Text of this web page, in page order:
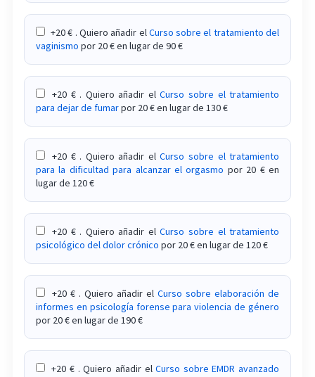
+20 € . Quiero añadir elCurso sobre el tratamiento del
vaginismo por 20 € en lugar de 90 €
+20 € . Quiero añadir elCurso sobre el tratamiento
para dejar de fumarpor 20 € en lugar de 130 €
+20 € . Quiero añadir elCurso sobre el tratamiento
para la dificultad para alcanzar el orgasmo por 20 € en
lugar de 120 €
+20 € . Quiero añadir elCurso sobre el tratamiento
psicológico del dolor crónico por 20 € en lugar de 120 €
+20 € . Quiero añadir el Curso sobre elaboración de
informes en psicología forense para violencia de género
por 20 € en lugar de 190 €
+20 € . Quiero añadir elCurso sobre EMDR avanzado